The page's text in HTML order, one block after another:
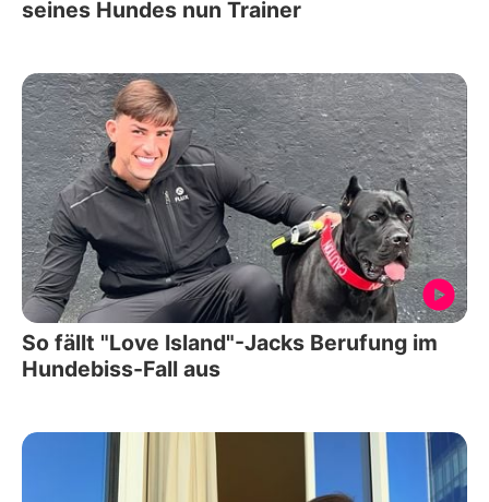
seines Hundes nun Trainer
So fällt "Love Island"-Jacks Berufung im
Hundebiss-Fall aus